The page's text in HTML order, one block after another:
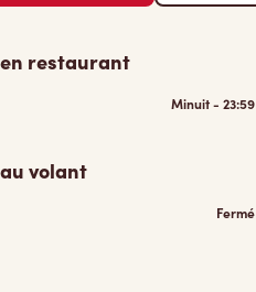
restaurant
Minuit - 23:59
volant
Fermé